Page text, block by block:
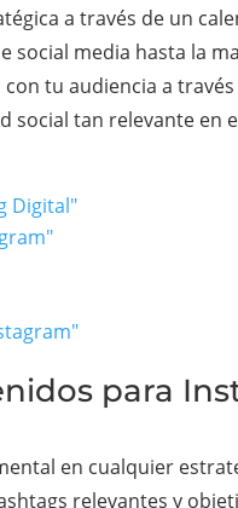
a través de un
media hasta la
tu audiencia a
tan relevante en
Digital"
para
en cualquier
relevantes y